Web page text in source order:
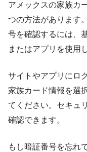
アメックスの家族カ
つの方法があります
号を確認するには、
またはアプリを使用
サイトやアプリにロ
家族カード情報を選
てください。セキュ
確認できます。
もし暗証番号を忘れ